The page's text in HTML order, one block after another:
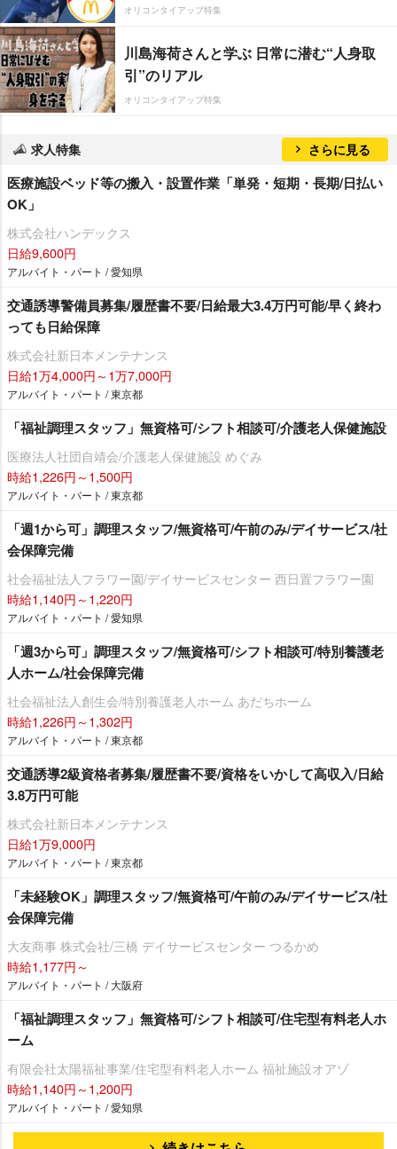
オリコンタイアップ特集
川島海荷さんと学ぶ 日常に潜む“人身取
引”のリアル
オリコンタイアップ特集
求人特集 さらに見る
医療施設ベッド等の搬入・設置作業「単発・短期・長期/日払い
OK」
株式会社ハンデックス
日給9,600円
アルバイト・パート / 愛知県
交通誘導警備員募集/履歴書不要/日給最大3.4万円可能/早く終わ
っても日給保障
株式会社新日本メンテナンス
日給1万4,000円～1万7,000円
アルバイト・パート / 東京都
「福祉調理スタッフ」無資格可/シフト相談可/介護老人保健施設
医療法人社団自靖会/介護老人保健施設 めぐみ
時給1,226円～1,500円
アルバイト・パート / 東京都
「週1から可」調理スタッフ/無資格可/午前のみ/デイサービス/社
会保障完備
社会福祉法人フラワー園/デイサービスセンター 西日置フラワー園
時給1,140円～1,220円
アルバイト・パート / 愛知県
「週3から可」調理スタッフ/無資格可/シフト相談可/特別養護老
人ホーム/社会保障完備
社会福祉法人創生会/特別養護老人ホーム あだちホーム
時給1,226円～1,302円
アルバイト・パート / 東京都
交通誘導2級資格者募集/履歴書不要/資格をいかして高収入/日給
3.8万円可能
株式会社新日本メンテナンス
日給1万9,000円
アルバイト・パート / 東京都
「未経験OK」調理スタッフ/無資格可/午前のみ/デイサービス/社
会保障完備
大友商事 株式会社/三橋 デイサービスセンター つるかめ
時給1,177円～
アルバイト・パート / 大阪府
「福祉調理スタッフ」無資格可/シフト相談可/住宅型有料老人ホ
ーム
有限会社太陽福祉事業/住宅型有料老人ホーム 福祉施設オアゾ
時給1,140円～1,200円
アルバイト・パート / 愛知県